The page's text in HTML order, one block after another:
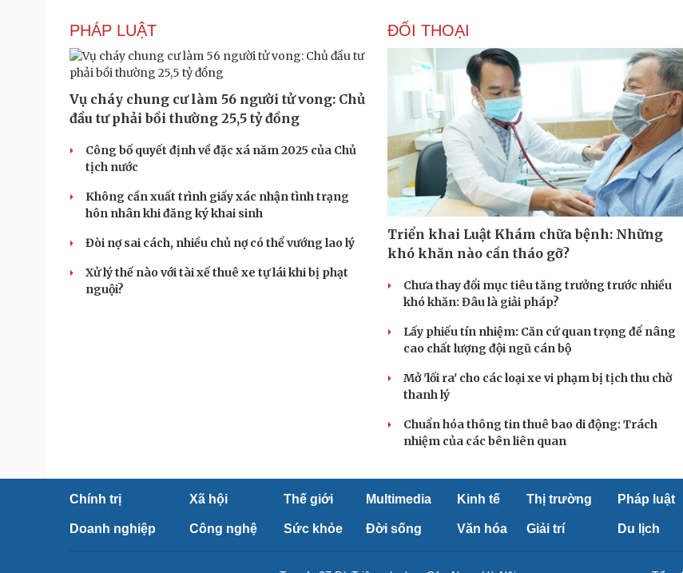
PHÁP LUẬT
Vụ cháy chung cư làm 56 người tử vong: Chủ
đầu tư phải bồi thường 25,5 tỷ đồng
Công bố quyết định về đặc xá năm 2025 của Chủ
tịch nước
Không cần xuất trình giấy xác nhận tình trạng
hôn nhân khi đăng ký khai sinh
Đòi nợ sai cách, nhiều chủ nợ có thể vướng lao lý
Xử lý thế nào với tài xế thuê xe tự lái khi bị phạt
nguội?
ĐỐI THOẠI
Triển khai Luật Khám chữa bệnh: Những
khó khăn nào cần tháo gỡ?
Chưa thay đổi mục tiêu tăng trưởng trước nhiều
khó khăn: Đâu là giải pháp?
Lấy phiếu tín nhiệm: Căn cứ quan trọng để nâng
cao chất lượng đội ngũ cán bộ
Mở 'lối ra' cho các loại xe vi phạm bị tịch thu chờ
thanh lý
Chuẩn hóa thông tin thuê bao di động: Trách
nhiệm của các bên liên quan
Chính trị Xã hội Thế giới Multimedia Kinh tế Thị trường Pháp luật
Doanh nghiệp Công nghệ Sức khỏe Đời sống Văn hóa Giải trí Du lịch